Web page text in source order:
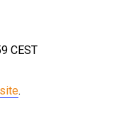
CEST
.